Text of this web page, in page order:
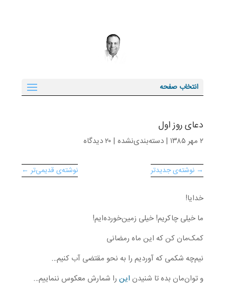
انتخاب صفحه
دعای روز اول
۲ مهر ۱۳۸۵ | دسته‌بندی‌نشده| ۲۰ دیدگاه
نوشته‌ی قدیمی‌تر ← → نوشته‌ی جدیدتر
خدایا!
ما خیلی چاکریم! خیلی زمین‌خورده‌ایم!
کمک‌مان کن که این ماه رمضانی
نیم‌چه شکمی که آوردیم را به نحو مقتضی آب کنیم…
و توان‌مان بده تا شنیدن اینرا شمارش معکوس ننماییم…